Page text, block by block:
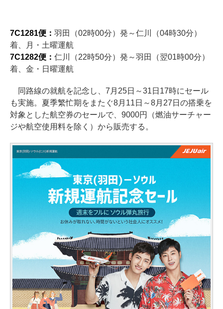
7C1281便： 羽田（02時00分）発～仁川（04時30分）
着、月・土曜運航
7C1282便： 仁川（22時50分）発～羽田（翌01時00分）
着、金・日曜運航
同路線の就航を記念し、7月25日～31日17時にセール
も実施。夏季繁忙期をまたぐ8月11日～8月27日の搭乗を
対象とした航空券のセールで、9000円（燃油サーチャー
ジや航空使用料を除く）から販売する。